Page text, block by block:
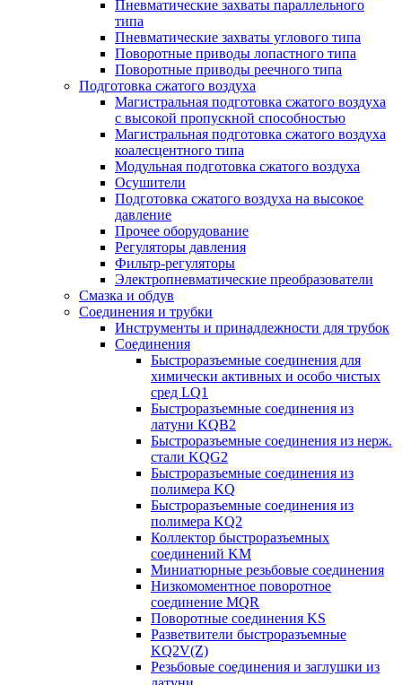
Пневматические захваты параллельного
типа
Пневматические захваты углового типа
Поворотные приводы лопастного типа
Поворотные приводы реечного типа
Подготовка сжатого воздуха
Магистральная подготовка сжатого воздуха
c высокой пропускной способностью
Магистральная подготовка сжатого воздуха
коалесцентного типа
Модульная подготовка сжатого воздуха
Осушители
Подготовка сжатого воздуха на высокое
давление
Прочее оборудование
Регуляторы давления
Фильтр-регуляторы
Электропневматические преобразователи
Смазка и обдув
Соединения и трубки
Инструменты и принадлежности для трубок
Соединения
Быстроразъемные соединения для
химически активных и особо чистых
сред LQ1
Быстроразъемные соединения из
латуни KQB2
Быстроразъемные соединения из нерж.
стали KQG2
Быстроразъемные соединения из
полимера KQ
Быстроразъемные соединения из
полимера KQ2
Коллектор быстроразъемных
соединений KM
Миниатюрные резьбовые соединения
Низкомоментное поворотное
соединение MQR
Поворотные соединения KS
Разветвители быстроразъемные
KQ2V(Z)
Резьбовые соединения и заглушки из